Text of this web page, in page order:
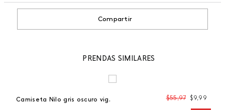
Compartir
PRENDAS SIMILARES
Camiseta Nilo gris oscuro vig. $55,97 $9,99